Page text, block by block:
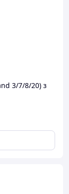
3/7/8/20) з
збільшує
на